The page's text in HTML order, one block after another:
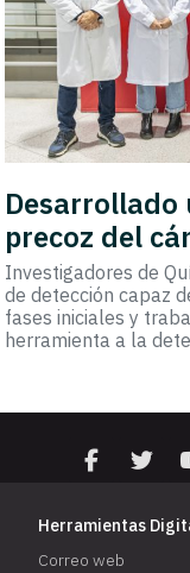
Desarrollado
precoz del
Investigadores de
de detección capaz
fases iniciales y
herramienta a la
Herramientas
Correo web